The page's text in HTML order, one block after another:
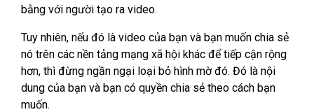
bằng với người tạo ra video.
Tuy nhiên, nếu đó là video của bạn và bạn muốn chia sẻ
nó trên các nền tảng mạng xã hội khác để tiếp cận rộng
hơn, thì đừng ngần ngại loại bỏ hình mờ đó. Đó là nội
dung của bạn và bạn có quyền chia sẻ theo cách bạn
muốn.